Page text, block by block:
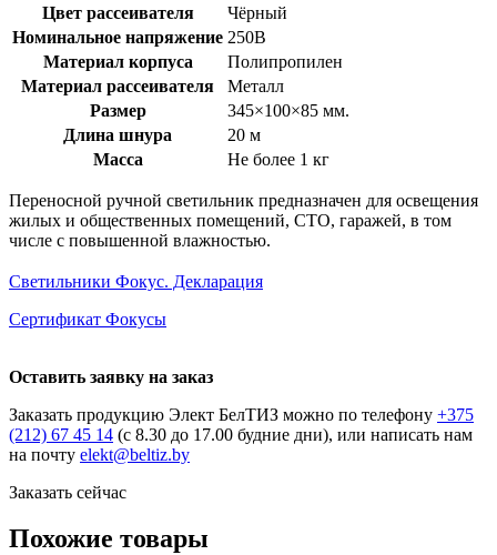
Цвет рассеивателя
Чёрный
Номинальное напряжение 250В
Материал корпуса
Полипропилен
Материал рассеивателя
Металл
Размер
345×100×85 мм.
Длина шнура
20 м
Масса
Не более 1 кг
Переносной ручной светильник предназначен для освещения
жилых и общественных помещений, СТО, гаражей, в том
числе с повышенной влажностью.
Светильники Фокус. Декларация
Сертификат Фокусы
Оставить заявку на заказ
Заказать продукцию Элект БелТИЗ можно по телефону +375
(212) 67 45 14 (с 8.30 до 17.00 будние дни), или написать нам
на почту elekt@beltiz.by
Заказать сейчас
Похожие товары